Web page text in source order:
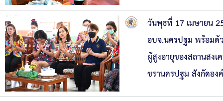
วันพุธที่ 17 เมษายน
อบจ.นครปฐม พร้อมด้
ผู้สูงอายุของสถานสง
ชรานครปฐม สังกัดอ